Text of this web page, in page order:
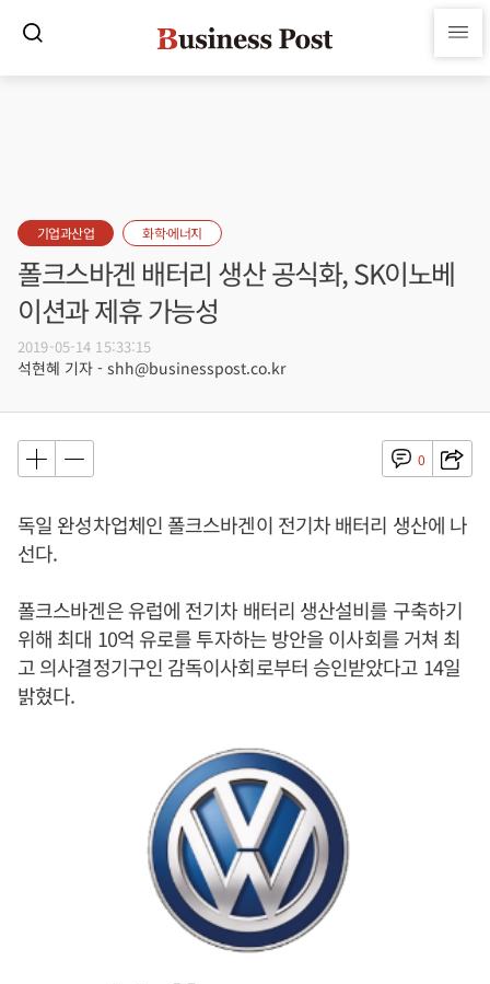
기업과산업 화학·에너지
폴크스바겐 배터리 생산 공식화, SK이노베
이션과 제휴 가능성
2019-05-14 15:33:15
석현혜 기자 - shh@businesspost.co.kr
0
독일 완성차업체인 폴크스바겐이 전기차 배터리 생산에 나
선다.
폴크스바겐은 유럽에 전기차 배터리 생산설비를 구축하기
위해 최대 10억 유로를 투자하는 방안을 이사회를 거쳐 최
고 의사결정기구인 감독이사회로부터 승인받았다고 14일
밝혔다.